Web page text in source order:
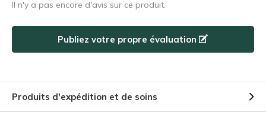
Il n'y a pas encore d'avis sur ce produit.
Publiez votre propre évaluation
Produits d'expédition et de soins